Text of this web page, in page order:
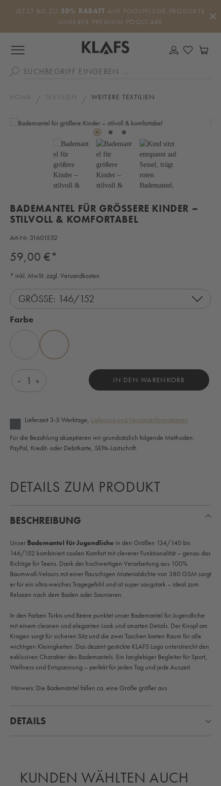
Zum Hauptinhalt springen
JETZT BIS ZU 50% RABATT AUF POOLPFLEGE-PRODUKTE
UNSERER PREMIUM POOLCARE
DU
HOME TEXTILIEN WEITERE TEXTILIEN
Bildergalerie überspringen
BADEMANTEL FÜR GRÖSSERE KINDER – S
TILVOLL & KOMFORTABEL
Art-Nr. 31601552
Regulärer Preis:
59,00 €*
* inkl. MwSt. zzgl. Versandkosten
GRÖSSE: 146/152
Farbe
TÜRKIS BEERE
Produkt Anzahl: Gib den gewünschten Wert ein
IN DEN WARENKORB
Lieferzeit 3-5 Werktage, Lieferung und Versandinformationen
Für die Bezahlung akzeptieren wir grundsätzlich folgende Methoden:
PayPal, Kredit- oder Debitkarte, SEPA-Lastschrift.
DETAILS ZUM PRODUKT
BESCHREIBUNG
Unser Bademantel für Jugendliche in den Größen 134/140 bis
146/152 kombiniert coolen Komfort mit cleverer Funktionalität – genau das
Richtige für Teens. Dank der hochwertigen Verarbeitung aus 100%
Baumwoll-Velours mit einer flauschigen Materialdichte von 380 GSM sorgt
er für ein ultra-weiches Tragegefühl und ist super saugstark – ideal zum
Relaxen nach dem Baden oder Saunieren.
In den Farben Türkis und Beere punktet unser Bademantel für Jugendliche
mit einem cleanen und eleganten Look und smarten Details. Der Knopf am
Kragen sorgt für sicheren Sitz und die zwei Taschen bieten Raum für alle
wichtigen Kleinigkeiten. Das dezent gestickte KLAFS Logo unterstreicht den
exklusiven Charakter des Bademantels. Ein langlebiger Begleiter für Sport,
Wellness und Entspannung – perfekt für jeden Tag und jede Auszeit.
Hinweis: Die Bademäntel fallen ca. eine Größe größer aus
DETAILS
KUNDEN WÄHLTEN AUCH